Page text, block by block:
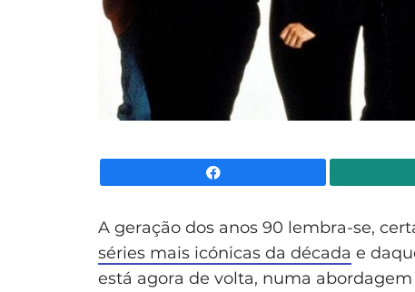
A geração dos anos 90 lembra-se,
séries mais icónicas da década e
está agora de volta, numa